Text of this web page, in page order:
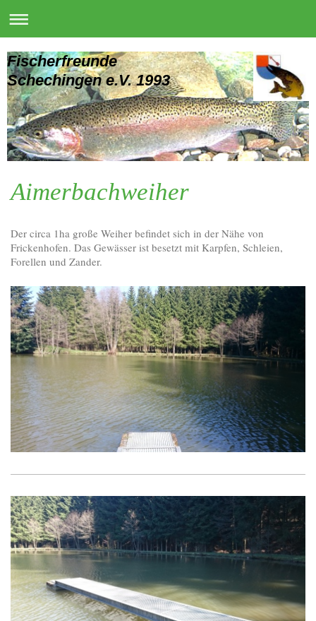
Fischerfreunde
Schechingen e.V. 1993
Aimerbachweiher
Der circa 1ha große Weiher befindet sich in der Nähe von
Frickenhofen. Das Gewässer ist besetzt mit Karpfen, Schleien,
Forellen und Zander.